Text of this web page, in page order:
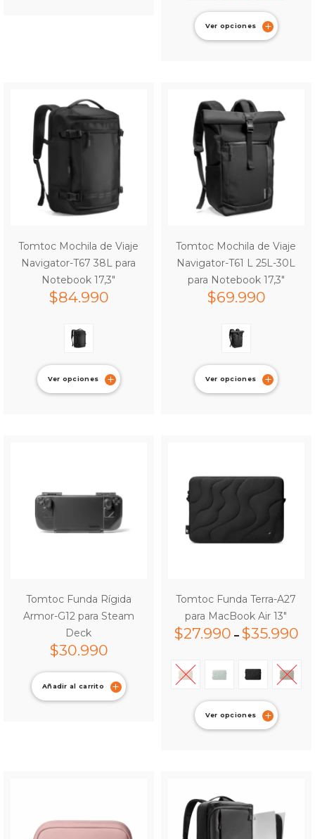
Ver opciones
Tomtoc Mochila de Viaje
Navigator-T67 38L para
Notebook 17,3″
$84.990
Ver opciones
Tomtoc Mochila de Viaje
Navigator-T61 L 25L-30L
para Notebook 17,3″
$69.990
Ver opciones
Tomtoc Funda Rígida
Armor-G12 para Steam
Deck
$30.990
Añadir al carrito
Tomtoc Funda Terra-A27
para MacBook Air 13″
$27.990 – $35.990
Ver opciones